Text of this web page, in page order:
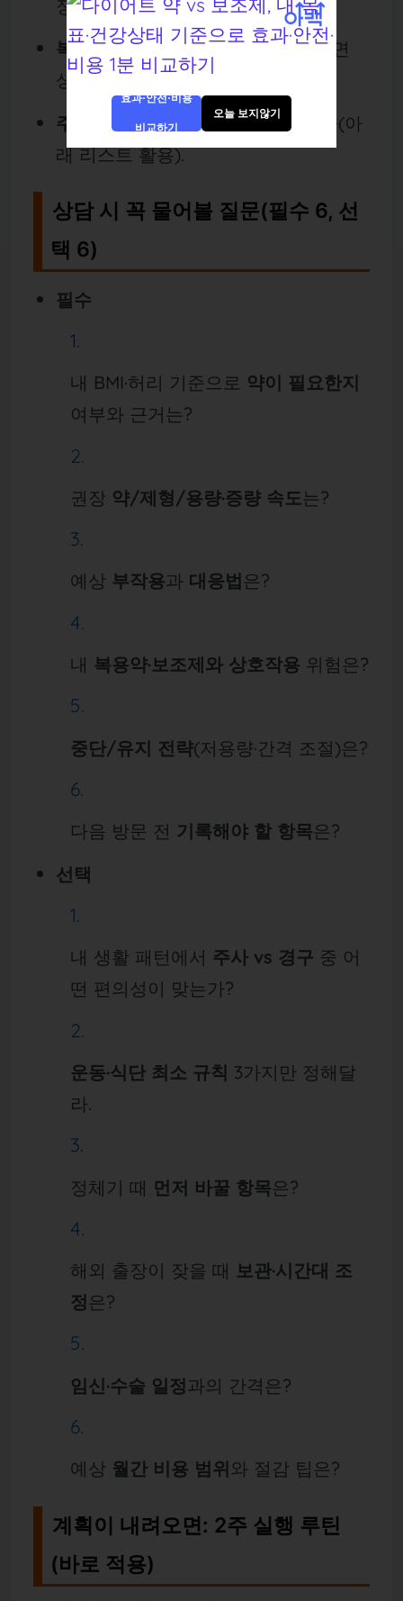
정 시 필수).
복용약·보조제 실물/사진을 가져가면
상호작용 상담이 쉬움.
주요 질문 3개만 메모해서 시작하라(아
래 리스트 활용).
상담 시 꼭 물어볼 질문(필수 6, 선
택 6)
필수
내 BMI·허리 기준으로 약이 필요한지
여부와 근거는?
권장 약/제형/용량·증량 속도 는?
예상 부작용과 대응법 은?
내 복용약·보조제와 상호작용 위험은?
중단/유지 전략(저용량·간격 조절)은?
다음 방문 전 기록해야 할 항목은?
선택
내 생활 패턴에서 주사 vs 경구 중 어
떤 편의성이 맞는가?
운동·식단 최소 규칙 3가지만 정해달
라.
정체기 때 먼저 바꿀 항목은?
해외 출장이 잦을 때 보관·시간대 조
정은?
임신·수술 일정과의 간격은?
예상 월간 비용 범위 와 절감 팁은?
계획이 내려오면: 2주 실행 루틴
(바로 적용)
효과·안전·비용
비교하기
오늘 보지않기